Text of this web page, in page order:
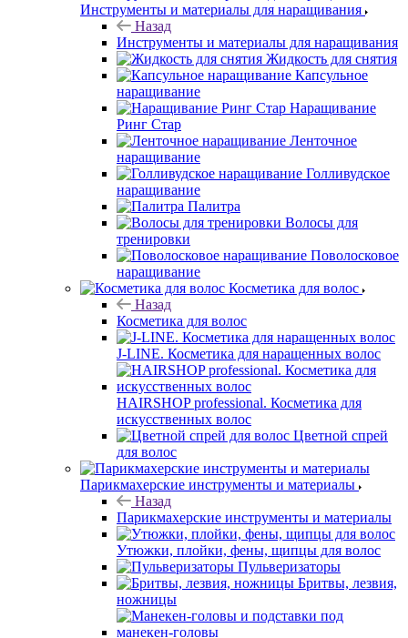
Инструменты и материалы для наращивания
Назад
Инструменты и материалы для наращивания
Жидкость для снятия
Капсульное
наращивание
Наращивание
Ринг Стар
Ленточное
наращивание
Голливудское
наращивание
Палитра
Волосы для
тренировки
Поволосковое
наращивание
Косметика для волос
Назад
Косметика для волос
J-LINE. Косметика для наращенных волос
HAIRSHOP professional. Косметика для
искусственных волос
Цветной спрей
для волос
Парикмахерские инструменты и материалы
Назад
Парикмахерские инструменты и материалы
Утюжки, плойки, фены, щипцы для волос
Пульверизаторы
Бритвы, лезвия,
ножницы